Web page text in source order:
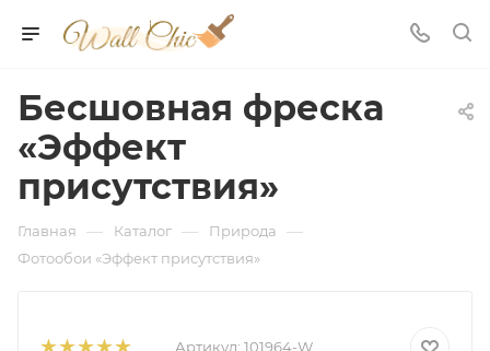
Бесшовная фреска
«Эффект
присутствия»
Главная — Каталог — Природа —
Фотообои «Эффект присутствия»
Артикул: 101964-W